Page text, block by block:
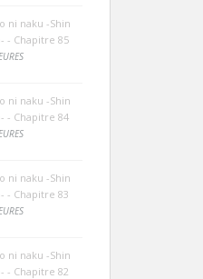
ni naku -Shin
- Chapitre 85
ni naku -Shin
- Chapitre 84
ni naku -Shin
- Chapitre 83
ni naku -Shin
- Chapitre 82